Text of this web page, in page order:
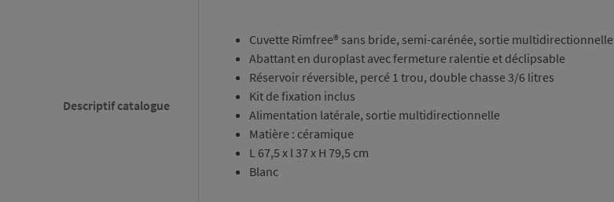
Descriptif catalogue
Cuvette Rimfree® sans bride, semi-carénée, sortie multidirectionnelle
Abattant en duroplast avec fermeture ralentie et déclipsable
Réservoir réversible, percé 1 trou, double chasse 3/6 litres
Kit de fixation inclus
Alimentation latérale, sortie multidirectionnelle
Matière : céramique
L 67,5 x l 37 x H 79,5 cm
Blanc